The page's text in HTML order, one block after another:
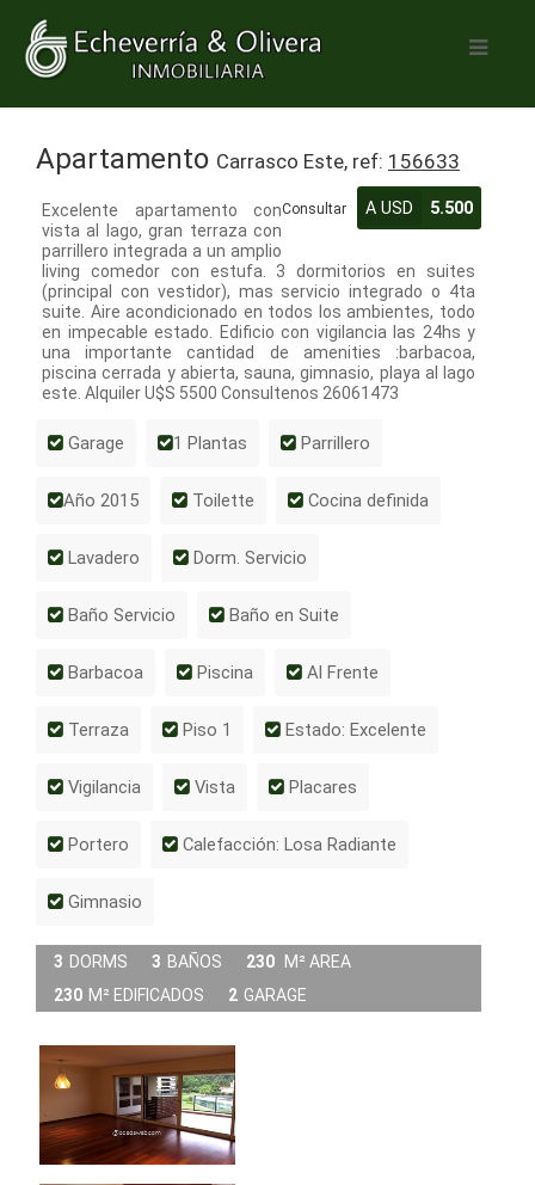
Apartamento Carrasco Este, ref: 156633
Consultar A USD 5.500
Excelente apartamento con
vista al lago, gran terraza con
parrillero integrada a un amplio
living comedor con estufa. 3 dormitorios en suites
(principal con vestidor), mas servicio integrado o 4ta
suite. Aire acondicionado en todos los ambientes, todo
en impecable estado. Edificio con vigilancia las 24hs y
una importante cantidad de amenities :barbacoa,
piscina cerrada y abierta, sauna, gimnasio, playa al lago
este. Alquiler U$S 5500 Consultenos 26061473
Garage 1 Plantas Parrillero
Año 2015 Toilette Cocina definida
Lavadero Dorm. Servicio
Baño Servicio Baño en Suite
Barbacoa Piscina Al Frente
Terraza Piso 1 Estado: Excelente
Vigilancia Vista Placares
Portero Calefacción: Losa Radiante
Gimnasio
3 DORMS 3 BAÑOS 230
M² AREA
230 M² EDIFICADOS 2 GARAGE